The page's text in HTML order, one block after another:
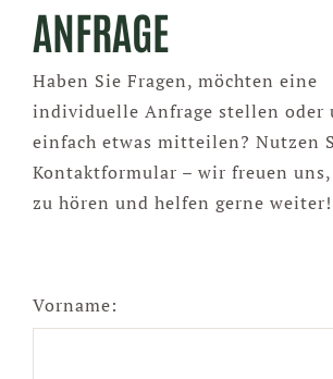
Business & Genuss
Unsere Produkte
Kontakt
ANFRAGE
Haben Sie Fragen, möchten eine
individuelle Anfrage stellen oder
einfach etwas mitteilen? Nutzen
Kontaktformular – wir freuen
zu hören und helfen gerne weiter!
Vorname: